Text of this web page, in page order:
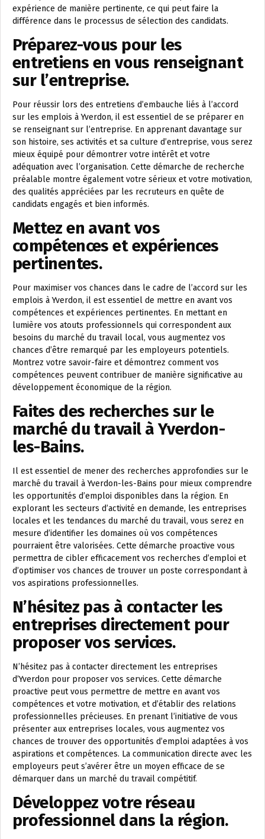
expérience de manière pertinente, ce qui peut faire la
différence dans le processus de sélection des candidats.
Préparez-vous pour les
entretiens en vous renseignant
sur l’entreprise.
Pour réussir lors des entretiens d’embauche liés à l’accord
sur les emplois à Yverdon, il est essentiel de se préparer en
se renseignant sur l’entreprise. En apprenant davantage sur
son histoire, ses activités et sa culture d’entreprise, vous serez
mieux équipé pour démontrer votre intérêt et votre
adéquation avec l’organisation. Cette démarche de recherche
préalable montre également votre sérieux et votre motivation,
des qualités appréciées par les recruteurs en quête de
candidats engagés et bien informés.
Mettez en avant vos
compétences et expériences
pertinentes.
Pour maximiser vos chances dans le cadre de l’accord sur les
emplois à Yverdon, il est essentiel de mettre en avant vos
compétences et expériences pertinentes. En mettant en
lumière vos atouts professionnels qui correspondent aux
besoins du marché du travail local, vous augmentez vos
chances d’être remarqué par les employeurs potentiels.
Montrez votre savoir-faire et démontrez comment vos
compétences peuvent contribuer de manière significative au
développement économique de la région.
Faites des recherches sur le
marché du travail à Yverdon-
les-Bains.
Il est essentiel de mener des recherches approfondies sur le
marché du travail à Yverdon-les-Bains pour mieux comprendre
les opportunités d’emploi disponibles dans la région. En
explorant les secteurs d’activité en demande, les entreprises
locales et les tendances du marché du travail, vous serez en
mesure d’identifier les domaines où vos compétences
pourraient être valorisées. Cette démarche proactive vous
permettra de cibler efficacement vos recherches d’emploi et
d’optimiser vos chances de trouver un poste correspondant à
vos aspirations professionnelles.
N’hésitez pas à contacter les
entreprises directement pour
proposer vos services.
N’hésitez pas à contacter directement les entreprises
d’Yverdon pour proposer vos services. Cette démarche
proactive peut vous permettre de mettre en avant vos
compétences et votre motivation, et d’établir des relations
professionnelles précieuses. En prenant l’initiative de vous
présenter aux entreprises locales, vous augmentez vos
chances de trouver des opportunités d’emploi adaptées à vos
aspirations et compétences. La communication directe avec les
employeurs peut s’avérer être un moyen efficace de se
démarquer dans un marché du travail compétitif.
Développez votre réseau
professionnel dans la région.